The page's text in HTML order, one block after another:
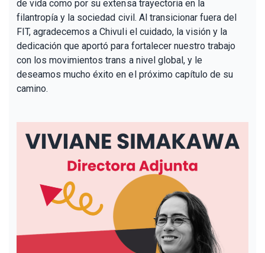
de vida como por su extensa trayectoria en la
filantropía y la sociedad civil. Al transicionar fuera del
FIT, agradecemos a Chivuli el cuidado, la visión y la
dedicación que aportó para fortalecer nuestro trabajo
con los movimientos trans a nivel global, y le
deseamos mucho éxito en el próximo capítulo de su
camino.